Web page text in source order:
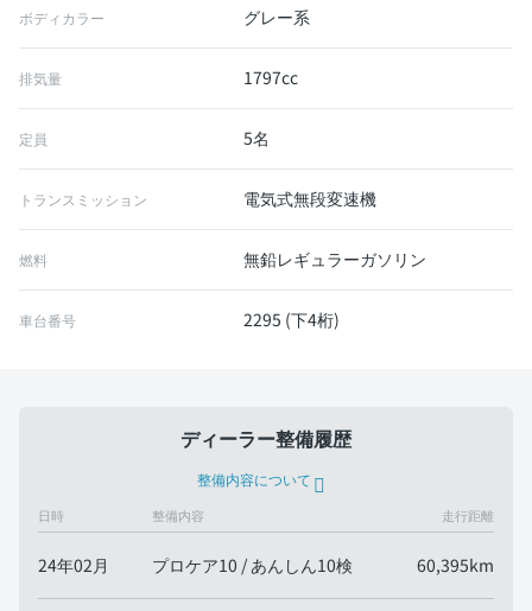
ボディカラー グレー系
排気量 1797cc
定員 5名
トランスミッション 電気式無段変速機
燃料 無鉛レギュラーガソリン
車台番号 2295 (下4桁)
ディーラー整備履歴
整備内容について
日時 整備内容 走行距離
24年02月 プロケア10 / あんしん10検 60,395km